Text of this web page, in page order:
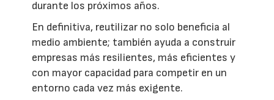
durante los próximos años.
En definitiva, reutilizar no solo beneficia al
medio ambiente; también ayuda a construir
empresas más resilientes, más eficientes y
con mayor capacidad para competir en un
entorno cada vez más exigente.